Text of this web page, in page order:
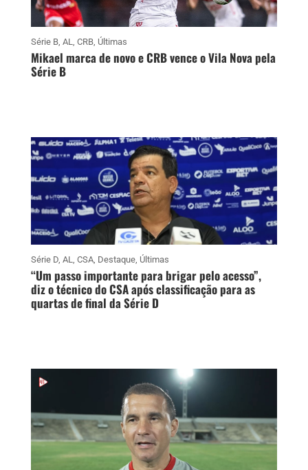
Série B, AL, CRB, Últimas
Mikael marca de novo e CRB vence o Vila Nova pela
Série B
Série D, AL, CSA, Destaque, Últimas
“Um passo importante para brigar pelo acesso”,
diz o técnico do CSA após classificação para as
quartas de final da Série D